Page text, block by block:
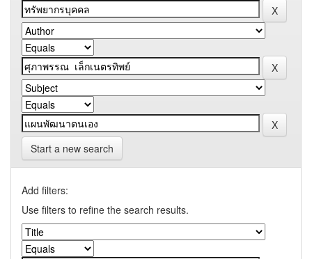
Start a new search
Add filters:
Use filters to refine the search results.